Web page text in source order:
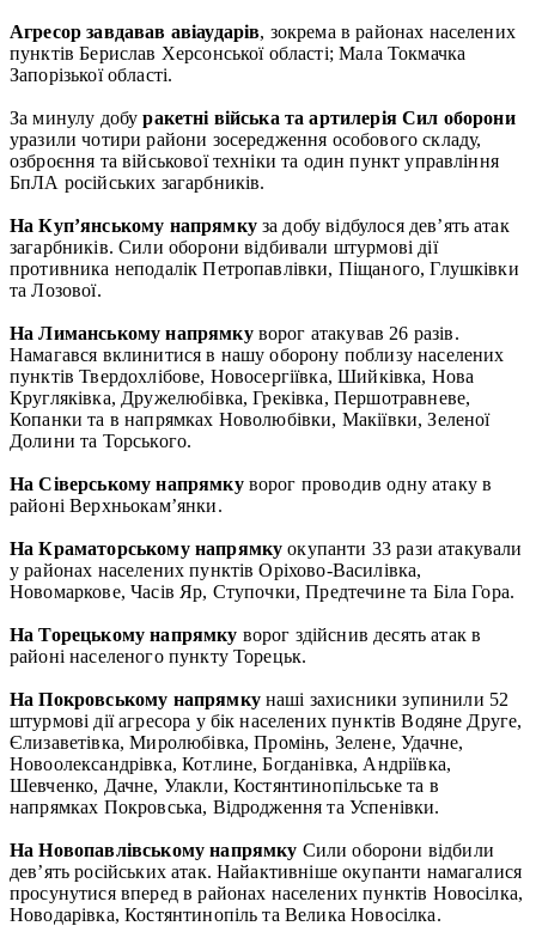
Агресор завдавав авіаударів, зокрема в районах населених
пунктів Берислав Херсонської області; Мала Токмачка
Запорізької області.
За минулу добуракетні війська та артилерія Сил оборони
уразили чотири райони зосередження особового складу,
озброєння та військової техніки та один пункт управління
БпЛА російських загарбників.
На Куп’янському напрямкуза добу відбулося дев’ять атак
загарбників. Сили оборони відбивали штурмові дії
противника неподалік Петропавлівки, Піщаного, Глушківки
та Лозової.
На Лиманському напрямкуворог атакував 26 разів.
Намагався вклинитися в нашу оборону поблизу населених
пунктів Твердохлібове, Новосергіївка, Шийківка, Нова
Кругляківка, Дружелюбівка, Греківка, Першотравневе,
Копанки та в напрямках Новолюбівки, Макіївки, Зеленої
Долини та Торського.
На Сіверському напрямкуворог проводив одну атаку в
районі Верхньокам’янки.
На Краматорському напрямку окупанти 33 рази атакували
у районах населених пунктів Оріхово-Василівка,
Новомаркове, Часів Яр, Ступочки, Предтечине та Біла Гора.
На Торецькому напрямку ворог здійснив десять атак в
районі населеного пункту Торецьк.
На Покровському напрямку наші захисники зупинили 52
штурмові дії агресора у бік населених пунктів Водяне Друге,
Єлизаветівка, Миролюбівка, Промінь, Зелене, Удачне,
Новоолександрівка, Котлине, Богданівка, Андріївка,
Шевченко, Дачне, Улакли, Костянтинопільське та в
напрямках Покровська, Відродження та Успенівки.
На Новопавлівському напрямку Сили оборони відбили
дев’ять російських атак. Найактивніше окупанти намагалися
просунутися вперед в районах населених пунктів Новосілка,
Новодарівка, Костянтинопіль та Велика Новосілка.